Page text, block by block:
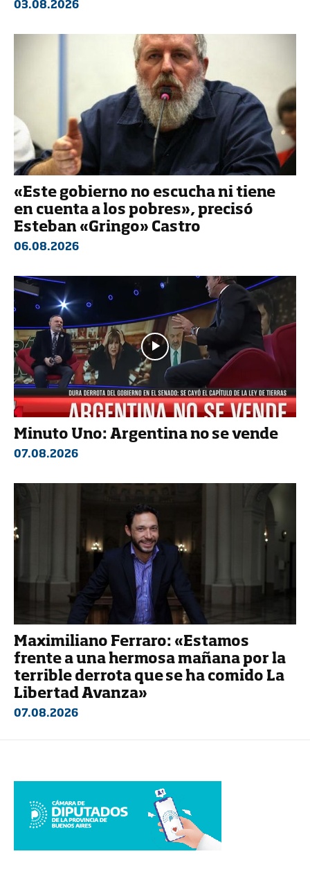
03.08.2026
«Este gobierno no escucha ni tiene
en cuenta a los pobres», precisó
Esteban «Gringo» Castro
06.08.2026
Minuto Uno: Argentina no se vende
07.08.2026
Maximiliano Ferraro: «Estamos
frente a una hermosa mañana por la
terrible derrota que se ha comido La
Libertad Avanza»
07.08.2026